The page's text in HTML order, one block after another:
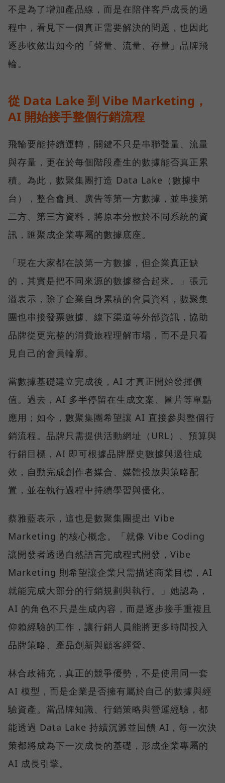
不是為了增加產品線，而是在陪伴客戶成長的過
程中，看見下一個真正需要解決的問題，也因此
逐步收斂出如今的「聲量、流量、存量」品牌飛
輪。
從 Data Lake 到 Vibe Marketing，
AI 開始接手整個行銷流程
飛輪要能持續運轉，關鍵不只是串聯聲量、流量
與存量，更在於每個階段產生的數據能否真正累
積。為此，數聚集團打造 Data Lake（數據中
台），整合會員、廣告等第一方數據，並串接第
二方、第三方資料，將原本分散於不同系統的資
訊，匯聚成企業專屬的數據底座。
「現在大家都在談第一方數據，但企業真正缺
的，其實是把不同來源的數據整合起來。」張元
溢表示，除了企業自身累積的會員資料，數聚集
團也串接發票數據、線下渠道等外部資訊，協助
品牌從更完整的消費旅程理解市場，而不是只看
見自己的會員輪廓。
當數據基礎建立完成後，AI 才真正開始發揮價
值。過去，AI 多半停留在生成文案、圖片等單點
應用；如今，數聚集團希望讓 AI 直接參與整個行
銷流程。品牌只需提供活動網址（URL）、預算與
行銷目標，AI 即可根據品牌歷史數據與過往成
效，自動完成創作者媒合、媒體投放與策略配
置，並在執行過程中持續學習與優化。
蔡雅藍表示，這也是數聚集團提出 Vibe
Marketing 的核心概念。「就像 Vibe Coding
讓開發者透過自然語言完成程式開發，Vibe
Marketing 則希望讓企業只需描述商業目標，AI
就能完成大部分的行銷規劃與執行。」她認為，
AI 的角色不只是生成內容，而是逐步接手重複且
仰賴經驗的工作，讓行銷人員能將更多時間投入
品牌策略、產品創新與顧客經營。
林合政補充，真正的競爭優勢，不是使用同一套
AI 模型，而是企業是否擁有屬於自己的數據與經
驗資產。當品牌知識、行銷策略與營運經驗，都
能透過 Data Lake 持續沉澱並回饋 AI，每一次決
策都將成為下一次成長的基礎，形成企業專屬的
AI 成長引擎。